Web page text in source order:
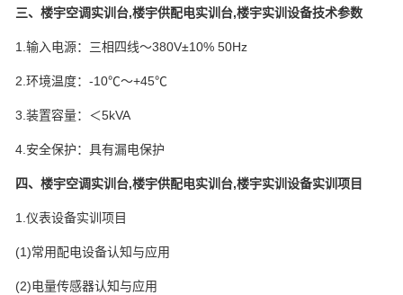
三、楼宇空调实训台,楼宇供配电实训台,楼宇实训设备技术参数
1.输入电源：三相四线～380V±10% 50Hz
2.环境温度：-10℃～+45℃
3.装置容量：＜5kVA
4.安全保护：具有漏电保护
四、楼宇空调实训台,楼宇供配电实训台,楼宇实训设备实训项目
1.仪表设备实训项目
(1)常用配电设备认知与应用
(2)电量传感器认知与应用